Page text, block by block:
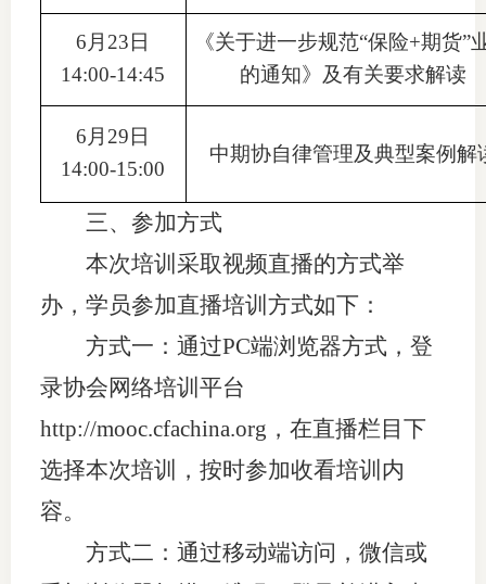
出
统
6月23日
14:00-14:45
《关于进一步规范“保险+期货”
的通知》及有关要求解读
6月29日
14:00-15:00
中期协自律管理及典型案例解
三、参加方式
本次培训采取视频直播的方式举
办，学员参加直播培训方式如下：
方式一：通过PC端浏览器方式，登
录协会网络培训 平台
http://mooc.cfachina.org ， 在直播栏目下
选择本次培训，按时参加收看培训内
容。
方式二：通过移动端访问，微信或